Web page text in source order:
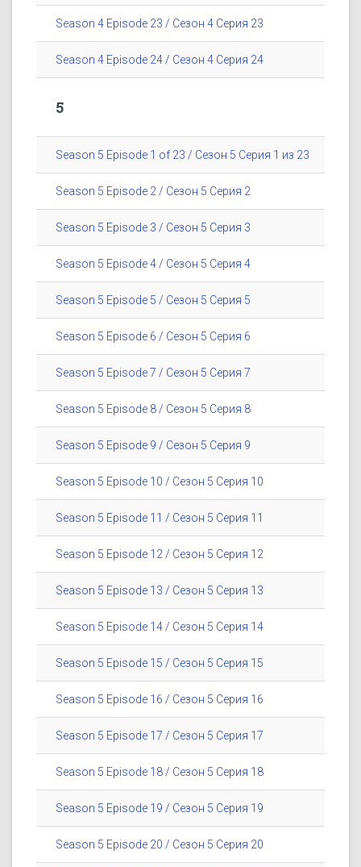
Season 4 Episode 23 / Сезон 4 Серия 23
Season 4 Episode 24 / Сезон 4 Серия 24
5
Season 5 Episode 1 of 23 / Сезон 5 Серия 1 из 23
Season 5 Episode 2 / Сезон 5 Серия 2
Season 5 Episode 3 / Сезон 5 Серия 3
Season 5 Episode 4 / Сезон 5 Серия 4
Season 5 Episode 5 / Сезон 5 Серия 5
Season 5 Episode 6 / Сезон 5 Серия 6
Season 5 Episode 7 / Сезон 5 Серия 7
Season 5 Episode 8 / Сезон 5 Серия 8
Season 5 Episode 9 / Сезон 5 Серия 9
Season 5 Episode 10 / Сезон 5 Серия 10
Season 5 Episode 11 / Сезон 5 Серия 11
Season 5 Episode 12 / Сезон 5 Серия 12
Season 5 Episode 13 / Сезон 5 Серия 13
Season 5 Episode 14 / Сезон 5 Серия 14
Season 5 Episode 15 / Сезон 5 Серия 15
Season 5 Episode 16 / Сезон 5 Серия 16
Season 5 Episode 17 / Сезон 5 Серия 17
Season 5 Episode 18 / Сезон 5 Серия 18
Season 5 Episode 19 / Сезон 5 Серия 19
Season 5 Episode 20 / Сезон 5 Серия 20